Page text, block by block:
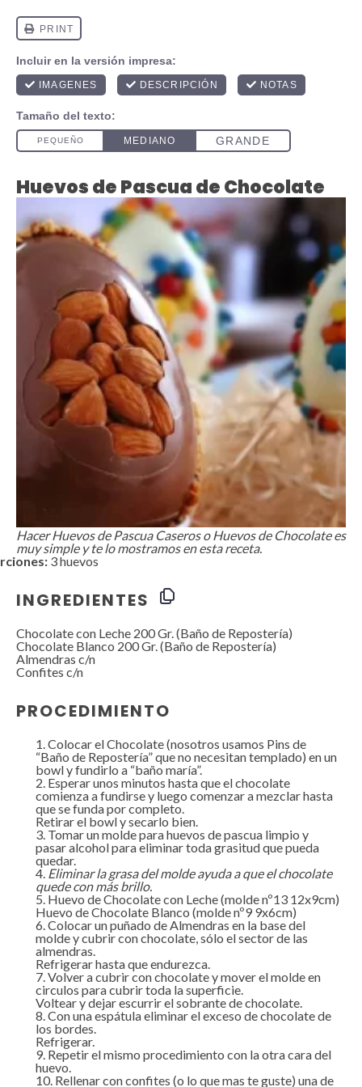
Huevos de Pascua de Chocolate
Hacer Huevos de Pascua Caseros o Huevos de Chocolate es
muy simple y te lo mostramos en esta receta.
3 huevos
INGREDIENTES
Chocolate con Leche 200 Gr. (Baño de Repostería)
Chocolate Blanco 200Gr. (Baño de Repostería)
Almendras c/n
Confites c/n
PROCEDIMIENTO
Colocar el Chocolate (nosotros usamos Pins de
“Baño de Repostería” que no necesitan templado) en un
bowl y fundirlo a “baño maría”.
Esperar unos minutos hasta que el chocolate
comienza a fundirse y luego comenzar a mezclar hasta
que se funda por completo.
Retirar el bowl y secarlo bien.
Tomar un molde para huevos de pascua limpio y
pasar alcohol para eliminar toda grasitud que pueda
quedar.
Eliminar la grasa del molde ayuda a que el chocolate
quede con más brillo.
Huevo de Chocolate con Leche (molde nº13 12x9cm)
Huevo de Chocolate Blanco (molde nº9 9x6cm)
Colocar un puñado de Almendras en la base del
molde y cubrir con chocolate, sólo el sector de las
almendras.
Refrigerar hasta que endurezca.
Volver a cubrir con chocolate y mover el molde en
circulos para cubrir toda la superficie.
Voltear y dejar escurrir el sobrante de chocolate.
Con una espátula eliminar el exceso de chocolate de
los bordes.
Refrigerar.
Repetir el mismo procedimiento con la otra cara del
huevo.
Rellenar con confites (o lo que mas te guste) una de